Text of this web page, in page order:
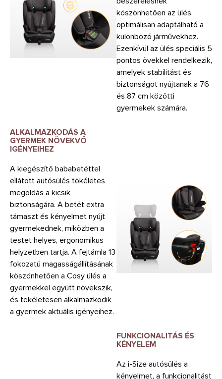
köszönhetően az ülés
optimálisan adaptálható a
különböző járművekhez.
Ezenkívül az ülés speciális 5
pontos övekkel rendelkezik,
amelyek stabilitást és
biztonságot nyújtanak a 76
és 87 cm közötti
gyermekek számára.
ALKALMAZKODÁS A
GYERMEK NÖVEKVŐ
IGÉNYEIHEZ
A kiegészítő bababetéttel
ellátott autósülés tökéletes
megoldás a kicsik
biztonságára. A betét extra
támaszt és kényelmet nyújt
gyermekednek, miközben a
testet helyes, ergonomikus
helyzetben tartja. A fejtámla 13
fokozatú magasságállításának
köszönhetően a Cosy ülés a
gyermekkel együtt növekszik,
és tökéletesen alkalmazkodik
a gyermek aktuális igényeihez.
FUNKCIONALITÁS ÉS
KÉNYELEM
Az i-Size autósülés a
kényelmet, a funkcionalitást